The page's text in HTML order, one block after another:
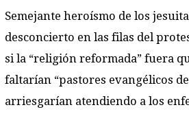
Semejante heroísmo de los
desconcierto en las filas del
si la “religión reformada” fuera
faltarían “pastores evangélicos
arriesgarían atendiendo a los